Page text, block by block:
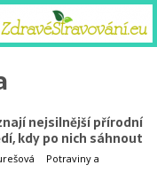
nejsilnější přírodní
kdy po nich sáhnout
Potraviny a